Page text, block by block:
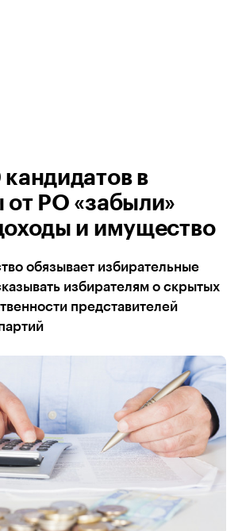
в
от РО «забыли»
и имущество
обязывает избирательные
избирателям о скрытых
представителей